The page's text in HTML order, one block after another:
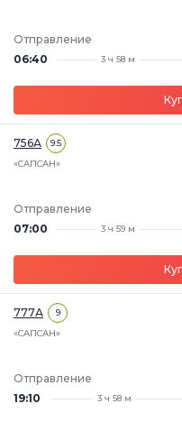
Отправление
06:40
3 ч 58 м
756А 9.5
«САПСАН»
Отправление
07:00
3 ч 59 м
777А 9
«САПСАН»
Отправление
19:10
3 ч 58 м